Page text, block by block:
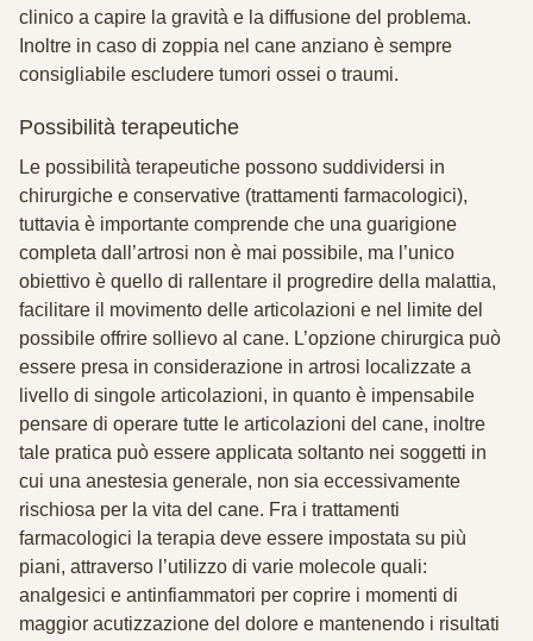
clinico a capire la gravità e la diffusione del problema.
Inoltre in caso di zoppia nel cane anziano è sempre
consigliabile escludere tumori ossei o traumi.
Possibilità terapeutiche
Le possibilità terapeutiche possono suddividersi in
chirurgiche e conservative (trattamenti farmacologici),
tuttavia è importante comprende che una guarigione
completa dall’artrosi non è mai possibile, ma l’unico
obiettivo è quello di rallentare il progredire della malattia,
facilitare il movimento delle articolazioni e nel limite del
possibile offrire sollievo al cane. L’opzione chirurgica può
essere presa in considerazione in artrosi localizzate a
livello di singole articolazioni, in quanto è impensabile
pensare di operare tutte le articolazioni del cane, inoltre
tale pratica può essere applicata soltanto nei soggetti in
cui una anestesia generale, non sia eccessivamente
rischiosa per la vita del cane. Fra i trattamenti
farmacologici la terapia deve essere impostata su più
piani, attraverso l’utilizzo di varie molecole quali:
analgesici e antinfiammatori per coprire i momenti di
maggior acutizzazione del dolore e mantenendo i risultati